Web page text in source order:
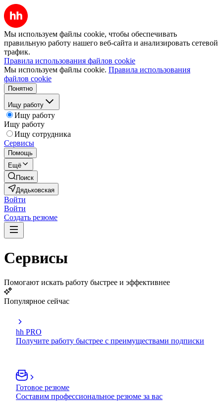
Мы используем файлы cookie, чтобы обеспечивать
правильную работу нашего веб-сайта и анализировать сетевой
трафик.
Правила использования файлов cookie
Мы используем файлы cookie. Правила использования
файлов cookie
Понятно
Ищу работу
Ищу работу
Ищу работу
Ищу сотрудника
Сервисы
Помощь
Ещё
Поиск
Дядьковская
Войти
Войти
Создать резюме
Сервисы
Помогают искать работу быстрее и эффективнее
Популярное сейчас
hh PRO
Получите работу быстрее с преимуществами подписки
Готовое резюме
Составим профессиональное резюме за вас